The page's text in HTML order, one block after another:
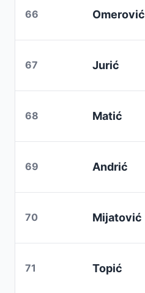
66 Omerović
67 Jurić
68 Matić
69 Andrić
70 Mijatović
71 Topić